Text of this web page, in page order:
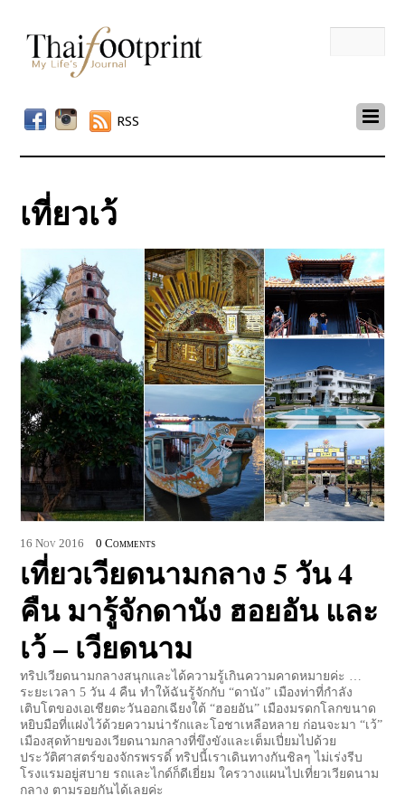
RSS
เที่ยวเว้
16 Nov 2016 0 Comments
เที่ยวเวียดนามกลาง 5 วัน 4
คืน มารู้จักดานัง ฮอยอัน และ
เว้ – เวียดนาม
ทริปเวียดนามกลางสนุกและได้ความรู้เกินความคาดหมายค่ะ …
ระยะเวลา 5 วัน 4 คืน ทำให้ฉันรู้จักกับ “ดานัง” เมืองท่าที่กำลัง
เติบโตของเอเชียตะวันออกเฉียงใต้ “ฮอยอัน” เมืองมรดกโลกขนาด
หยิบมือที่แฝงไว้ด้วยความน่ารักและโอชาเหลือหลาย ก่อนจะมา “เว้”
เมืองสุดท้ายของเวียดนามกลางที่ขึงขังและเต็มเปี่ยมไปด้วย
ประวัติศาสตร์ของจักรพรรดิ์ ทริปนี้เราเดินทางกันชิลๆ ไม่เร่งรีบ
โรงแรมอยู่สบาย รถและไกด์ก็ดีเยี่ยม ใครวางแผนไปเที่ยวเวียดนาม
กลาง ตามรอยกันได้เลยค่ะ